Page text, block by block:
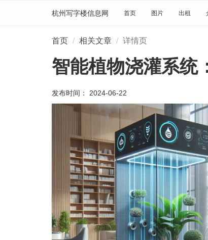
杭州写字楼信息网 首页 图片 出租
首页 相关文章 详情页
智能植物浇灌系统
发布时间： 2024-06-22